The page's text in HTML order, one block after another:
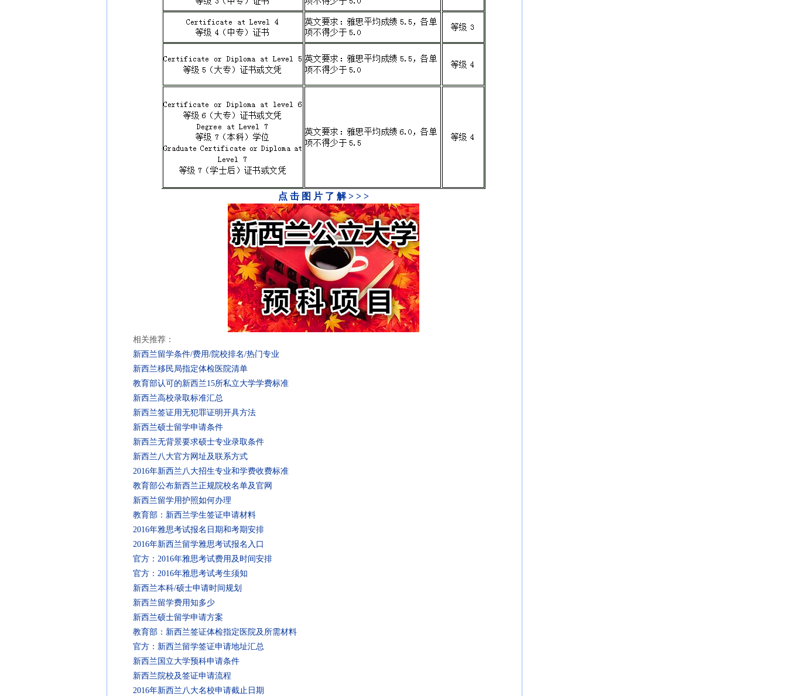
点 击 图 片 了 解 > > >
相关推荐：
新西兰留学条件/费用/院校排名/热门专业
新西兰移民局指定体检医院清单
教育部认可的新西兰15所私立大学学费标准
新西兰高校录取标准汇总
新西兰签证用无犯罪证明开具方法
新西兰硕士留学申请条件
新西兰无背景要求硕士专业录取条件
新西兰八大官方网址及联系方式
2016年新西兰八大招生专业和学费收费标准
教育部公布新西兰正规院校名单及官网
新西兰留学用护照如何办理
教育部：新西兰学生签证申请材料
2016年雅思考试报名日期和考期安排
2016年新西兰留学雅思考试报名入口
官方：2016年雅思考试费用及时间安排
官方：2016年雅思考试考生须知
新西兰本科/硕士申请时间规划
新西兰留学费用知多少
新西兰硕士留学申请方案
教育部：新西兰签证体检指定医院及所需材料
官方：新西兰留学签证申请地址汇总
新西兰国立大学预科申请条件
新西兰院校及签证申请流程
2016年新西兰八大名校申请截止日期